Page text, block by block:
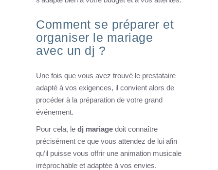
Comment se préparer et
organiser le mariage
avec un dj ?
Une fois que vous avez trouvé le prestataire
adapté à vos exigences, il convient alors de
procéder à la préparation de votre grand
événement.
Pour cela, le dj mariage doit connaître
précisément ce que vous attendez de lui afin
qu’il puisse vous offrir une animation musicale
irréprochable et adaptée à vos envies.